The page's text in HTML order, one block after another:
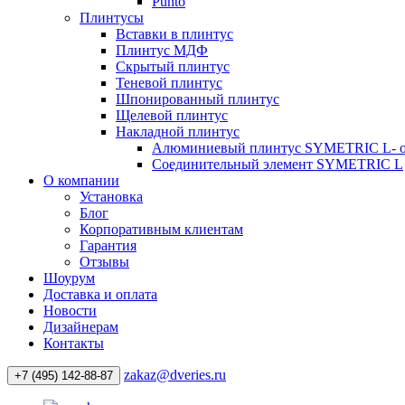
Плинтусы
Вставки в плинтус
Плинтус МДФ
Скрытый плинтус
Теневой плинтус
Шпонированный плинтус
Щелевой плинтус
Накладной плинтус
Алюминиевый плинтус SYMETRIC L-
Соединительный элемент SYMETRIC L
О компании
Установка
Блог
Корпоративным клиентам
Гарантия
Отзывы
Шоурум
Доставка и оплата
Новости
Дизайнерам
Контакты
+7 (495) 142-88-87 zakaz@dveries.ru